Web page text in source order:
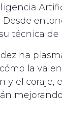
Desde
técnica
ha
la
y el coraje,